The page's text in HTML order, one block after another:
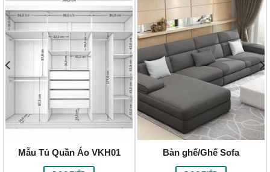
Mẫu Tủ Quần Áo VKH01 Bàn ghế/Ghế Sofa